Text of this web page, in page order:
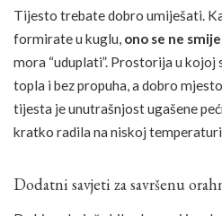
Tijesto trebate dobro umiješati.
formirate u kuglu, ono se ne
mora “uduplati”. Prostorija u
topla i bez propuha, a dobro
tijesta je unutrašnjost ugašene
kratko radila na niskoj
Dodatni savjeti za savršenu